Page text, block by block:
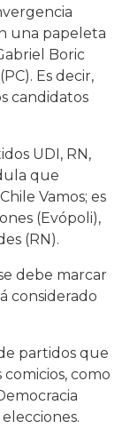
una papeleta
Boric
Es decir,
candidatos
UDI, RN,
que
Vamos; es
(Evópoli),
(RN).
debe marcar
considerado
partidos que
como